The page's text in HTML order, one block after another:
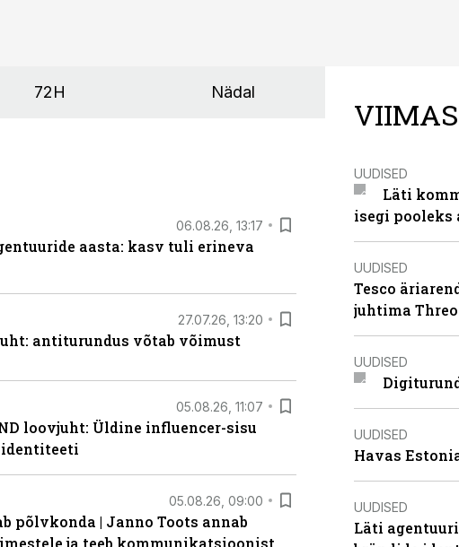
72H Nädal
06.08.26, 13:17
aasta: kasv tuli erineva
27.07.26, 13:20
antiturundus võtab võimust
05.08.26, 11:07
loovjuht: Üldine influencer-sisu
identiteeti
05.08.26, 09:00
põlvkonda | Janno Toots annab
ja teeb kommunikatsioonist
UUDISED
Läti
isegi pooleks
UUDISED
Tesco
juhtima
UUDISED
UUDISED
Havas
UUDISED
Läti